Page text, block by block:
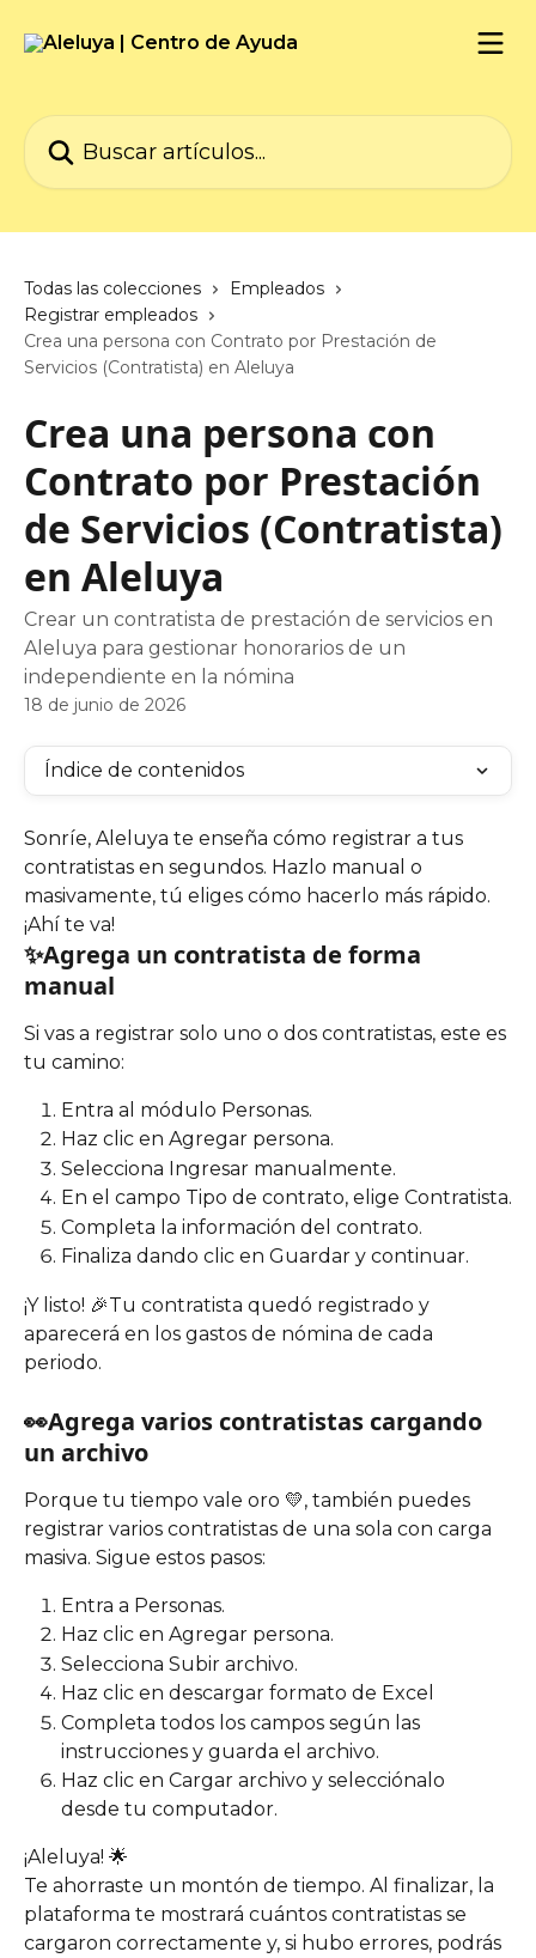
Buscar artículos...
Todas las colecciones
Empleados
Registrar empleados
Crea una persona con Contrato por Prestación de
Servicios (Contratista) en Aleluya
Crea una persona con
Contrato por Prestación
de Servicios (Contratista)
en Aleluya
Crear un contratista de prestación de servicios en
Aleluya para gestionar honorarios de un
independiente en la nómina
18 de junio de 2026
Índice de contenidos
Sonríe, Aleluya te enseña cómo registrar a tus
contratistas en segundos. Hazlo manual o
masivamente, tú eliges cómo hacerlo más rápido.
¡Ahí te va!
✨Agrega un contratista de forma
manual
Si vas a registrar solo uno o dos contratistas, este es
tu camino:
Entra al módulo Personas.
Haz clic en Agregar persona.
Selecciona Ingresar manualmente.
En el campo Tipo de contrato, elige Contratista.
Completa la información del contrato.
Finaliza dando clic en Guardar y continuar.
¡Y listo! 🎉Tu contratista quedó registrado y
aparecerá en los gastos de nómina de cada
periodo.
👀Agrega varios contratistas cargando
un archivo
Porque tu tiempo vale oro 💛, también puedes
registrar varios contratistas de una sola con carga
masiva. Sigue estos pasos:
Entra a Personas.
Haz clic en Agregar persona.
Selecciona Subir archivo.
Haz clic en descargar formato de Excel
Completa todos los campos según las
instrucciones y guarda el archivo.
Haz clic en Cargar archivo y selecciónalo
desde tu computador.
¡Aleluya! 🌟
Te ahorraste un montón de tiempo. Al finalizar, la
plataforma te mostrará cuántos contratistas se
cargaron correctamente y, si hubo errores, podrás